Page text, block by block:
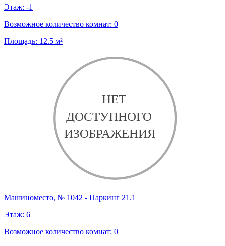
Этаж: -1
Возможное количество комнат: 0
Площадь: 12.5 м²
Машиноместо, № 1042 - Паркинг 21.1
Этаж: 6
Возможное количество комнат: 0